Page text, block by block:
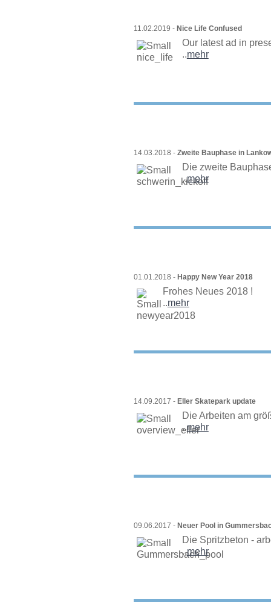
11.02.2019 - Nice Life Confused
Our latest ad in
..mehr
14.03.2018 - Zweite Bauphase in
Die zweite
..mehr
01.01.2018 - Happy New Year 2018
Frohes Neues 2018 !
..mehr
14.09.2017 - Eller Skatepark update
Die Arbeiten am
..mehr
09.06.2017 - Neuer Pool in
Die Spritzbeton -
..mehr